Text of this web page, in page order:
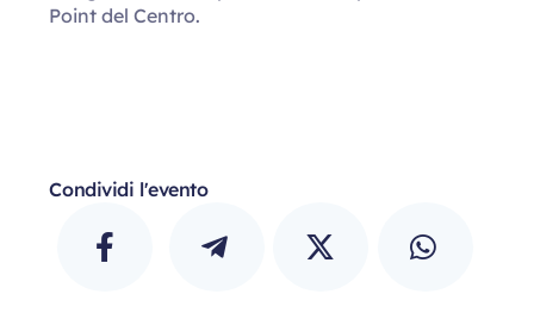
Point del Centro.
Condividi l'evento